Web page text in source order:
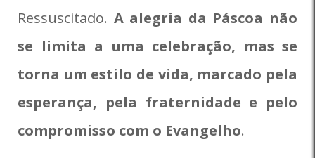
Ressuscitado. A alegria da Páscoa não
se limita a uma celebração, mas se
torna um estilo de vida, marcado pela
esperança, pela fraternidade e pelo
compromisso com o Evangelho.